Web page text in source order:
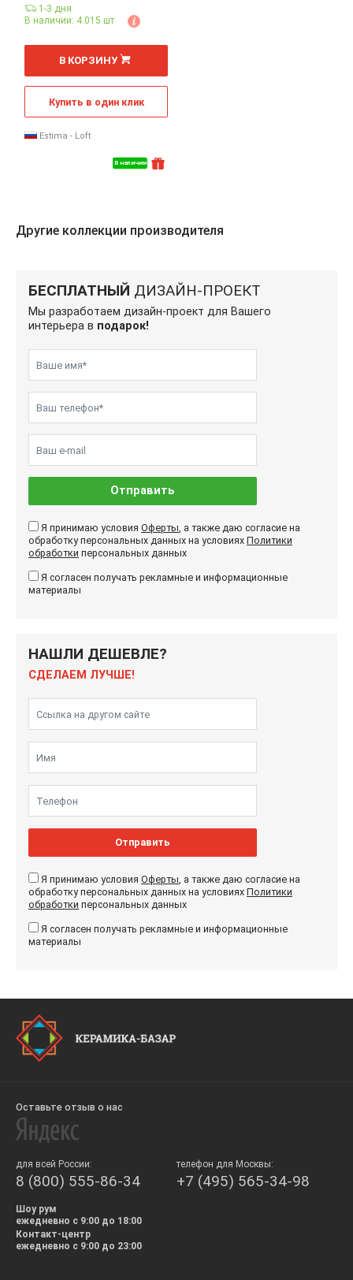
В наличии
1-3 дня
В наличии: 4.015 шт
В КОРЗИНУ
Купить в один клик
Estima - Loft
Другие коллекции производителя
БЕСПЛАТНЫЙ ДИЗАЙН-ПРОЕКТ
Мы разработаем дизайн-проект для Вашего
интерьера в подарок!
Отправить
Я принимаю условия Оферты, а также даю согласие на
обработку персональных данных на условиях Политики
обработки персональных данных
Я согласен получать рекламные и информационные
материалы
НАШЛИ ДЕШЕВЛЕ?
СДЕЛАЕМ ЛУЧШЕ!
Отправить
Я принимаю условия Оферты, а также даю согласие на
обработку персональных данных на условиях Политики
обработки персональных данных
Я согласен получать рекламные и информационные
материалы
Оставьте отзыв о нас
для всей России:
8 (800) 555-86-34
телефон для Москвы:
+7 (495) 565-34-98
Шоу рум
ежедневно с 9:00 до 18:00
Контакт-центр
ежедневно с 9:00 до 23:00